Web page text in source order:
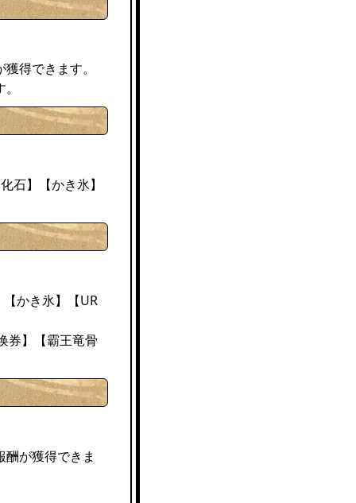
得できます。
石】【かき氷】
かき氷】【UR
券】【霸王竜骨
が獲得できま